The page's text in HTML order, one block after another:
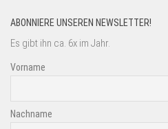
ABONNIERE UNSEREN NEWSLETTER!
Es gibt ihn ca. 6x im Jahr.
Vorname
Nachname